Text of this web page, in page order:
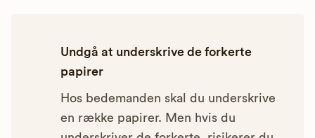
Undgå at underskrive de forkerte
papirer
Hos bedemanden skal du underskrive
en række papirer. Men hvis du